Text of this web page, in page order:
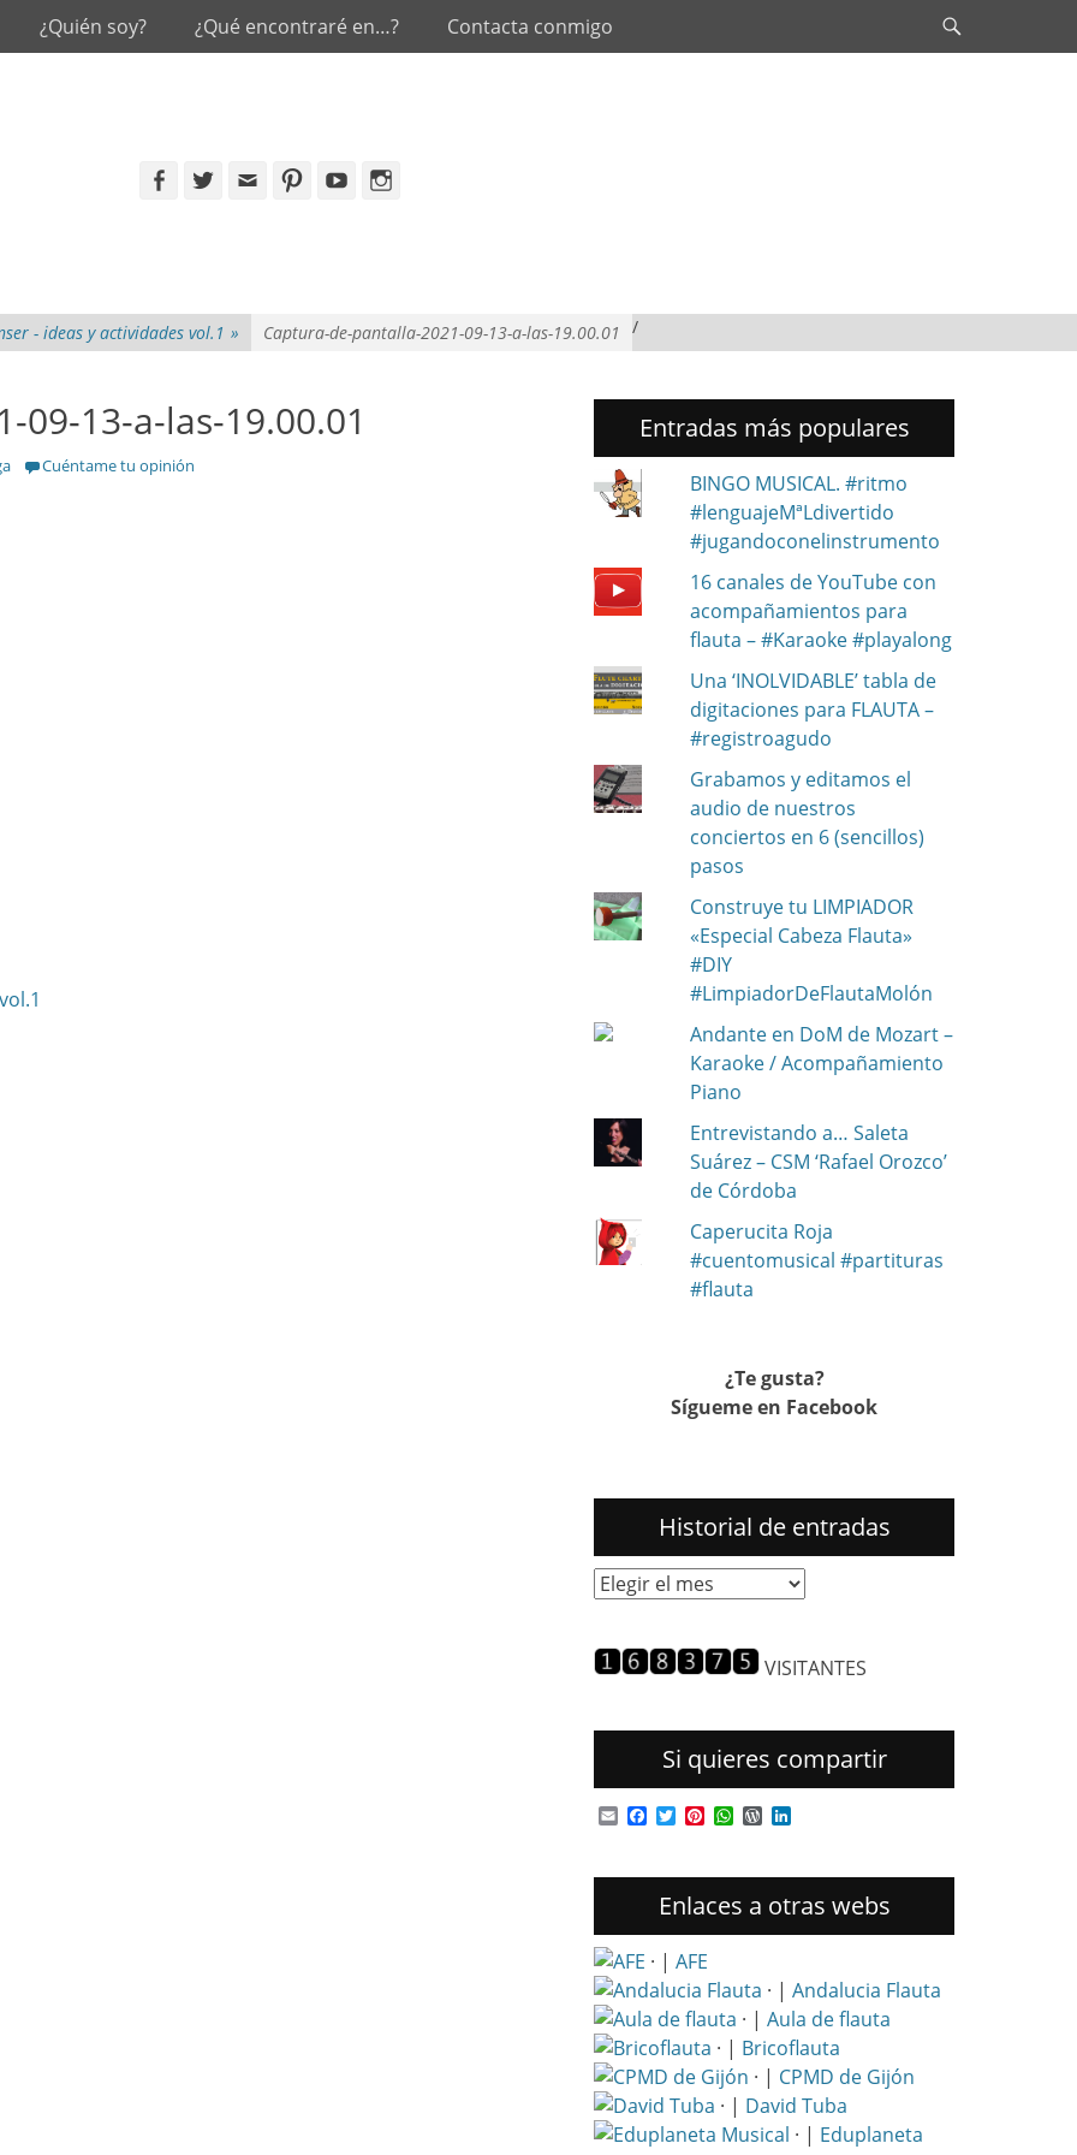
¿Quién soy? ¿Qué encontraré en…? Contacta conmigo
Facebook
Twitter EmailPinterestYouTubeInstagram
/
- ideas y actividades vol.1 » Captura-de-pantalla-2021-09-13-a-las-19.00.01
09-13-a-las-19.00.01
Cuéntame tu opinión
Entradas más populares
BINGO MUSICAL. #ritmo
#lenguajeMªLdivertido
#jugandoconelinstrumento
16 canales de YouTube con
acompañamientos para
flauta – #Karaoke #playalong
Una ‘INOLVIDABLE’ tabla de
digitaciones para FLAUTA –
#registroagudo
Grabamos y editamos el
audio de nuestros
conciertos en 6 (sencillos)
pasos
Construye tu LIMPIADOR
«Especial Cabeza Flauta»
#DIY
#LimpiadorDeFlautaMolón
Andante en DoM de Mozart –
Karaoke / Acompañamiento
Piano
Entrevistando a… Saleta
Suárez – CSM ‘Rafael Orozco’
de Córdoba
Caperucita Roja
#cuentomusical #partituras
#flauta
¿Te gusta?
Sígueme en Facebook
Historial de entradas
Historial
VISITANTES
Si quieres compartir
EmailFacebook
TwitterPinterest
WhatsApp
WordPress
Enlaces a otras webs
· | AFE
· | Andalucia Flauta
· | Aula de flauta
· | Bricoflauta
· | CPMD de Gijón
· | David Tuba
· | Eduplaneta